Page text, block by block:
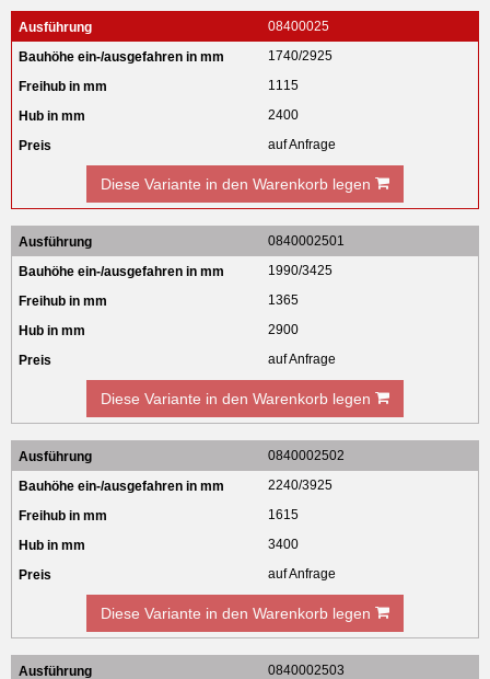
08400025
1740/2925
1115
2400
auf Anfrage
Diese Variante in den Warenkorb legen
0840002501
1990/3425
1365
2900
auf Anfrage
Diese Variante in den Warenkorb legen
0840002502
2240/3925
1615
3400
auf Anfrage
Diese Variante in den Warenkorb legen
0840002503